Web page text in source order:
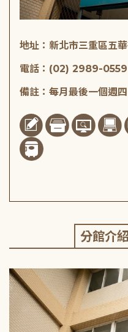
地址：新北市三重區五
電話：(02) 2989-0559
備註：每月最後一個週
分館介紹